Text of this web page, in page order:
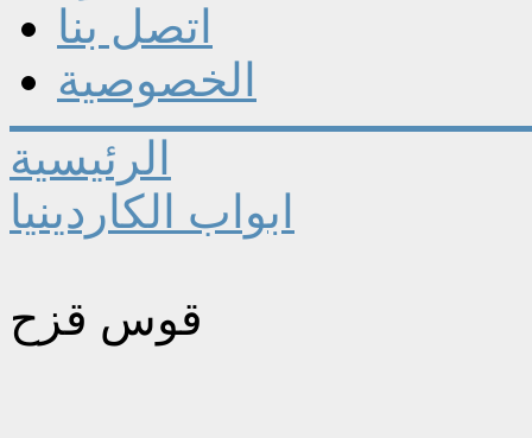
اتصل بنا
الخصوصية
الرئيسية
ابواب الكاردينيا
قوس قزح